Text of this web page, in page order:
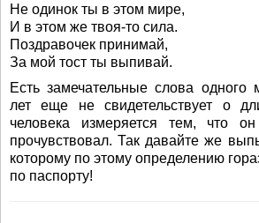
Не одинок ты в этом мире,
И в этом же твоя-то сила.
Поздравочек принимай,
За мой тост ты выпивай.
Есть замечательные слова одного
лет еще не свидетельствует о
человека измеряется тем, что
прочувствовал. Так давайте же
которому по этому определению
по паспорту!